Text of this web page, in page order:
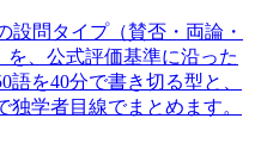
設問タイプ（賛否・両論・
を、公式評価基準に沿った
を40分で書き切る型と、
学者目線でまとめます。